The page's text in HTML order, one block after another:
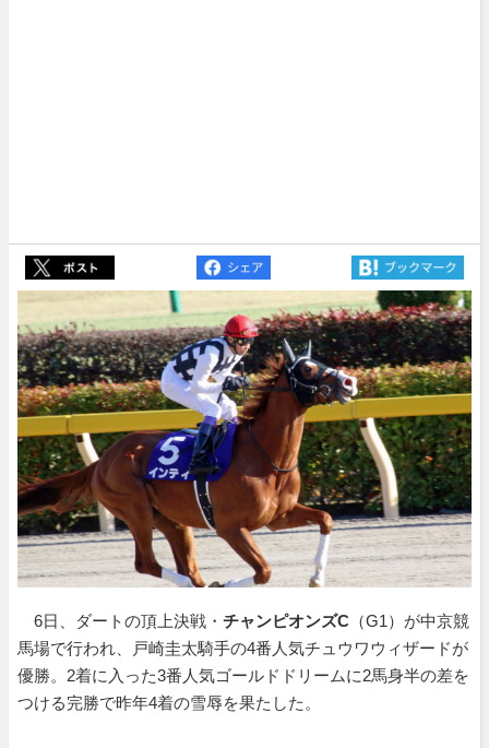
6日、ダートの頂上決戦・ チャンピオンズC （G1）が中京競
馬場で行われ、戸崎圭太騎手の4番人気チュウワウィザードが
優勝。2着に入った3番人気ゴールドドリームに2馬身半の差を
つける完勝で昨年4着の雪辱を果たした。